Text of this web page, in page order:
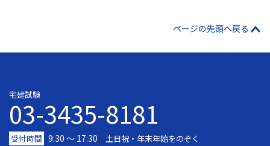
ページの先頭へ戻る
宅建試験
03-3435-8181
受付時間 9:30 〜 17:30 土日祝・年末年始をのぞく